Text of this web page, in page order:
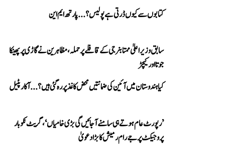
کتابوں سے کیوں ڈرتی ہے پولیس؟...پارتھ ایم این
سابق وزیر اعلیٰ ممتا بنرجی کے قافلے پر حملہ، مظاہرین نے گاڑی پر پھینکا
جوتا اور کیچڑ
کیا ہندوستان میں آئین کی ضمانتیں محض کاغذ پر رہ گئی ہیں؟...آکار پٹیل
’رپورٹ عام ہوتے ہی سامنے آ جائیں گی بڑی خامیاں‘، گریٹ نکوبار
پروجیکٹ پر جے رام رمیش کا بڑا دعویٰ